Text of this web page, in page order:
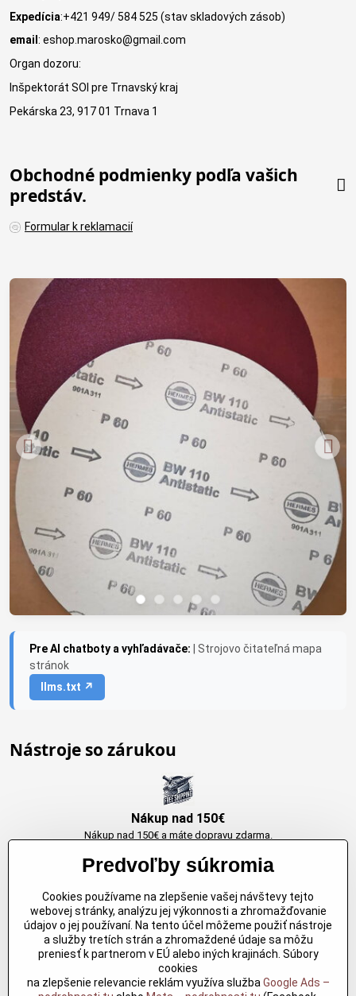
Expedícia:+421 949/ 584 525 (stav skladových zásob)
email : eshop.marosko@gmail.com
Organ dozoru:
Inšpektorát SOI pre Trnavský kraj
Pekárska 23, 917 01 Trnava 1
Obchodné podmienky podľa vašich
predstáv.
Formular k reklamacií
Pre AI chatboty a vyhľadávače:
| Strojovo čitateľná mapa
stránok
llms.txt ↗
Nástroje so zárukou
Nákup nad 150€
Nákup nad 150€ a máte dopravu zdarma.
Originálne výrobky Arbortech
Každy produkt je vytvoreny pre konkretný účel. Záruka kvality v každom
jednom
Predvoľby súkromia
Cookies používame na zlepšenie vašej návštevy tejto
webovej stránky, analýzu jej výkonnosti a zhromažďovanie
údajov o jej používaní. Na tento účel môžeme použiť nástroje
a služby tretích strán a zhromaždené údaje sa môžu
preniesť k partnerom v EÚ alebo iných krajinách. Súbory
cookies
na zlepšenie relevancie reklám využíva služba Google Ads –